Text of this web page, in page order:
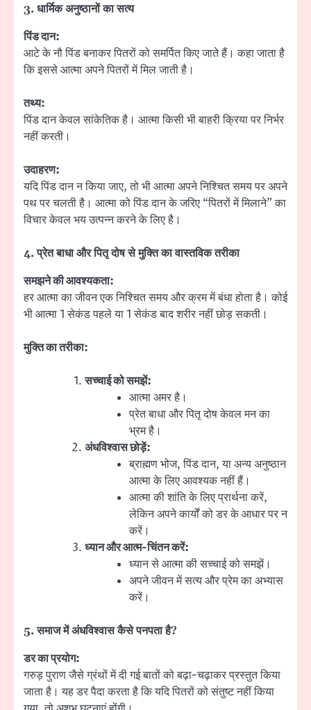
3. धार्मिक अनुष्ठानों का सत्य
पिंड दान:
आटे के नौ पिंड बनाकर पितरों को समर्पित किए जाते हैं। कहा जाता है
कि इससे आत्मा अपने पितरों में मिल जाती है।
तथ्य:
पिंड दान केवल सांकेतिक है। आत्मा किसी भी बाहरी क्रिया पर निर्भर
नहीं करती।
उदाहरण:
यदि पिंड दान न किया जाए, तो भी आत्मा अपने निश्चित समय पर अपने
पथ पर चलती है। आत्मा को पिंड दान के जरिए “पितरों में मिलाने” का
विचार केवल भय उत्पन्न करने के लिए है।
4.प्रेत बाधा और पितृ दोष से मुक्ति का वास्तविक तरीका
समझने की आवश्यकता:
हर आत्मा का जीवन एक निश्चित समय और क्रम में बंधा होता है। कोई
भी आत्मा 1 सेकंड पहले या 1 सेकंड बाद शरीर नहीं छोड़ सकती।
मुक्ति का तरीका:
सच्चाई को समझें:
आत्मा अमर है।
प्रेत बाधा और पितृ दोष केवल मन का
भ्रम है।
अंधविश्वास छोड़ें:
ब्राह्मण भोज, पिंड दान, या अन्य अनुष्ठान
आत्मा के लिए आवश्यक नहीं हैं।
आत्मा की शांति के लिए प्रार्थना करें,
लेकिन अपने कार्यों को डर के आधार पर न
करें।
ध्यान और आत्म-चिंतन करें:
ध्यान से आत्मा की सच्चाई को समझें।
अपने जीवन में सत्य और प्रेम का अभ्यास
करें।
5.समाज में अंधविश्वास कैसे पनपता है?
डर का प्रयोग:
गरुड़ पुराण जैसे ग्रंथों में दी गई बातों को बढ़ा-चढ़ाकर प्रस्तुत किया
जाता है। यह डर पैदा करता है कि यदि पितरों को संतुष्ट नहीं किया